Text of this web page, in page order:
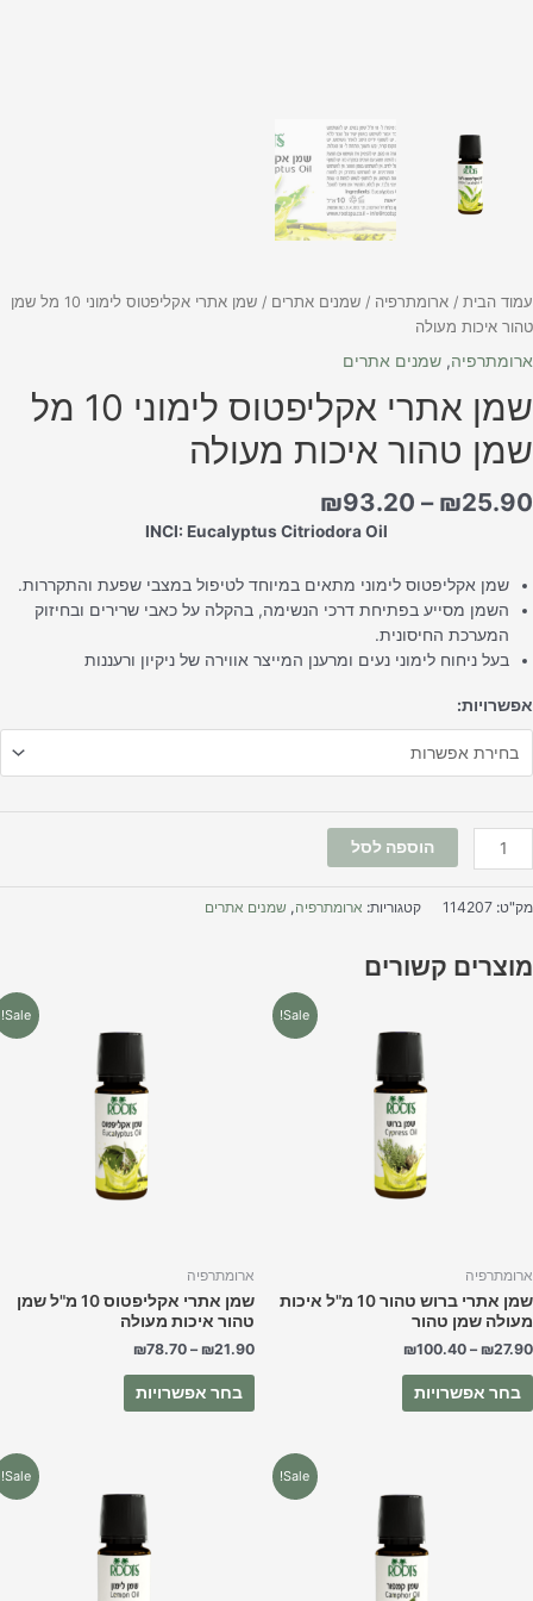
הבית/ ארומתרפיה/ שמנים אתרים
/ שמן אתרי אקליפטוס לימוני 10 מל שמן
איכות מעולה
, שמנים אתרים
שמן אתרי אקליפטוס לימוני 10 מל
טהור איכות מעולה
₪
–
₪93.20
INCI: Eucalyptus Citriodora Oil
שמן אקליפטוס לימוני מתאים במיוחד לטיפול במצבי שפעת והתקררות.
השמן מסייע בפתיחת דרכי הנשימה, בהקלה על כאבי שרירים ובחיזוק
המערכת החיסונית.
בעל ניחוח לימוני נעים ומרענן המייצר אווירה של ניקיון ורעננות
הוספה לסל
114207 קטגוריות:ארומתרפיה,שמנים אתרים
קשורים
Sale!
שמן אתרי ברוש טהור 10 מ"ל איכות
שמן טהור
₪
–
₪100.40
בחר אפשרויות
זה
מספר
סוגים.
ניתן
לבחור
את
Sale!
ארומתרפיה
שמן אתרי אקליפטוס 10 מ"ל שמן
טהור איכות מעולה
₪21.90
–
₪78.70
בחר אפשרויות
זה
מספר
סוגים.
ניתן
לבחור
את
Sale!
זה
מספר
סוגים.
ניתן
Sale!
זה
מספר
סוגים.
ניתן